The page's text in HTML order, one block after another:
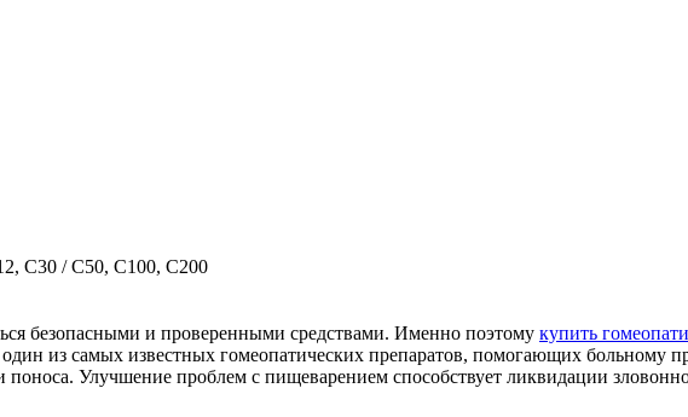
C30 / С50, С100, С200
безопасными и проверенными средствами. Именно поэтому купить
из самых известных гомеопатических препаратов, помогающих больному
поноса. Улучшение проблем с пищеварением способствует ликвидации